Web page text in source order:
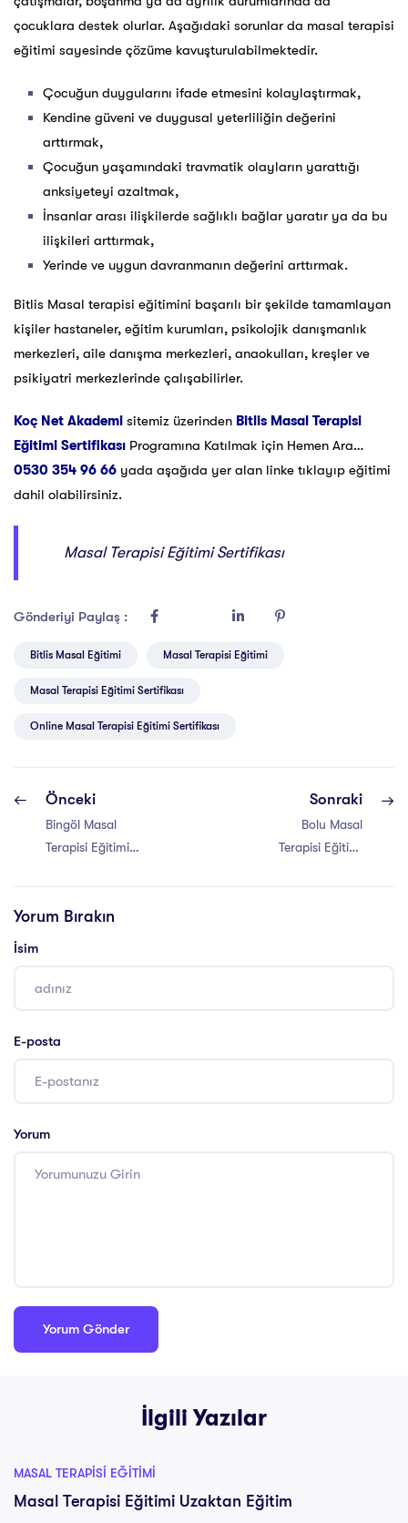
çocuklara destek olurlar. Aşağıdaki sorunlar da masal terapisi
eğitimi sayesinde çözüme kavuşturulabilmektedir.
Çocuğun duygularını ifade etmesini kolaylaştırmak,
Kendine güveni ve duygusal yeterliliğin değerini
arttırmak,
Çocuğun yaşamındaki travmatik olayların yarattığı
anksiyeteyi azaltmak,
İnsanlar arası ilişkilerde sağlıklı bağlar yaratır ya da bu
ilişkileri arttırmak,
Yerinde ve uygun davranmanın değerini arttırmak.
Bitlis Masal terapisi eğitimini başarılı bir şekilde tamamlayan
kişiler hastaneler, eğitim kurumları, psikolojik danışmanlık
merkezleri, aile danışma merkezleri, anaokulları, kreşler ve
psikiyatri merkezlerinde çalışabilirler.
Koç Net Akademi sitemiz üzerinden Bitlis Masal Terapisi
Eğitimi Sertifikası Programına Katılmak için Hemen Ara…
0530 354 96 66 yada aşağıda yer alan linke tıklayıp eğitimi
dahil olabilirsiniz.
Masal Terapisi Eğitimi Sertifikası
Gönderiyi Paylaş :
Bitlis Masal Eğitimi Masal Terapisi Eğitimi
Masal Terapisi Eğitimi Sertifikası
Online Masal Terapisi Eğitimi Sertifikası
Önceki
Bingöl Masal
Terapisi Eğitimi
Sonraki
Bolu Masal
Terapisi Eğitimi
Yorum Bırakın
İsim
E-posta
Yorum
İlgili Yazılar
MASAL TERAPISI EĞITIMI
Masal Terapisi Eğitimi Uzaktan Eğitim